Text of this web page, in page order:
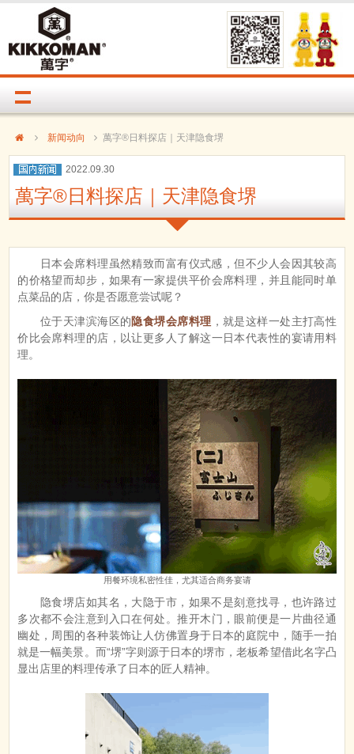
新闻动向 萬字®日料探店｜天津隐食堺
2022.09.30
萬字®日料探店｜天津隐食堺
日本会席料理虽然精致而富有仪式感，但不少人会因其较高
的价格望而却步，如果有一家提供平价会席料理，并且能同时单
点菜品的店，你是否愿意尝试呢？
位于天津滨海区的隐食堺会席料理 ，就是这样一处主打高性
价比会席料理的店，以让更多人了解这一日本代表性的宴请用料
理。
用餐环境私密性佳，尤其适合商务宴请
隐食堺店如其名，大隐于市，如果不是刻意找寻，也许路过
多次都不会注意到入口在何处。推开木门，眼前便是一片曲径通
幽处，周围的各种装饰让人仿佛置身于日本的庭院中，随手一拍
就是一幅美景。而“堺”字则源于日本的堺市，老板希望借此名字凸
显出店里的料理传承了日本的匠人精神。